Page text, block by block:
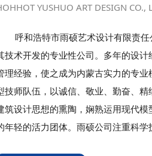
YUSHUO ART DESIGN CO.,
呼和浩特市雨硕艺术设计有限责任
技术开发的专业性公司。多年的设
理经验，使之成为内蒙古实力的专
技师队伍，以诚信、敬业、勤奋、
筑设计思想的熏陶，娴熟运用现代
年轻的活力团体。雨硕公司注重科学